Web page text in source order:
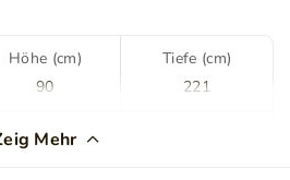
Höhe (cm)
90
Tiefe (cm)
221
Schwarz
Mehr